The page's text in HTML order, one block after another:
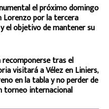
el próximo domingo
Lorenzo por la tercera
el objetivo de mantener su
tras el
visitará a Vélez en Liniers,
en la tabla y no perder de
torneo internacional